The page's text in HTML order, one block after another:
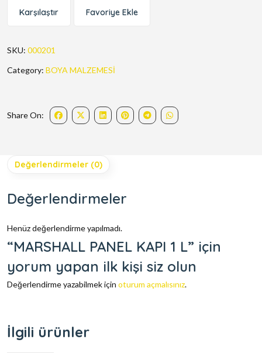
Karşılaştır Favoriye Ekle
SKU: 000201
Category: BOYA MALZEMESİ
Share On:
Değerlendirmeler (0)
Değerlendirmeler
Henüz değerlendirme yapılmadı.
“MARSHALL PANEL KAPI 1 L” için
yorum yapan ilk kişi siz olun
Değerlendirme yazabilmek için oturum açmalısınız.
İlgili ürünler